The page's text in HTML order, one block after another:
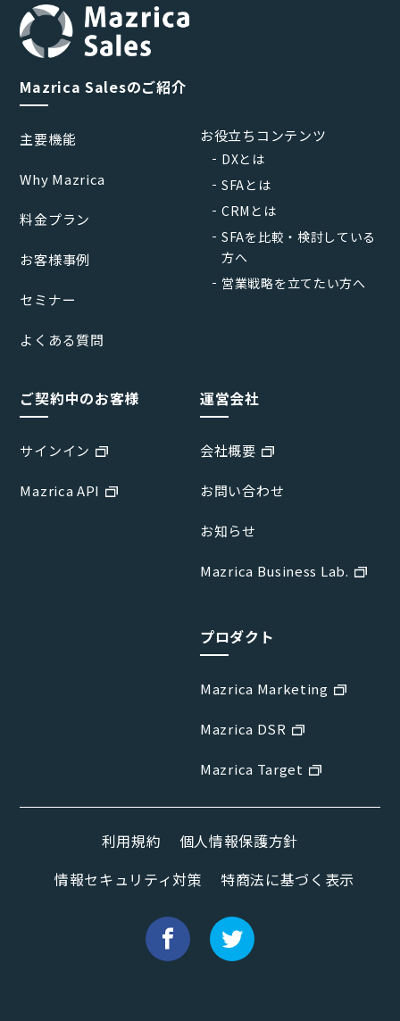
Mazrica Salesのご紹介
主要機能
Why Mazrica
料金プラン
お客様事例
セミナー
よくある質問
お役立ちコンテンツ
DXとは
SFAとは
CRMとは
SFAを比較・検討している
方へ
営業戦略を立てたい方へ
ご契約中のお客様
サインイン
Mazrica API
運営会社
会社概要
お問い合わせ
お知らせ
Mazrica Business Lab.
プロダクト
Mazrica Marketing
Mazrica DSR
Mazrica Target
利用規約
個人情報保護方針
情報セキュリティ対策
特商法に基づく表示